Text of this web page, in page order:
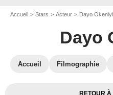
Accueil Stars Acteur Dayo Okeniyi
Dayo
Accueil Filmographie
RETOUR